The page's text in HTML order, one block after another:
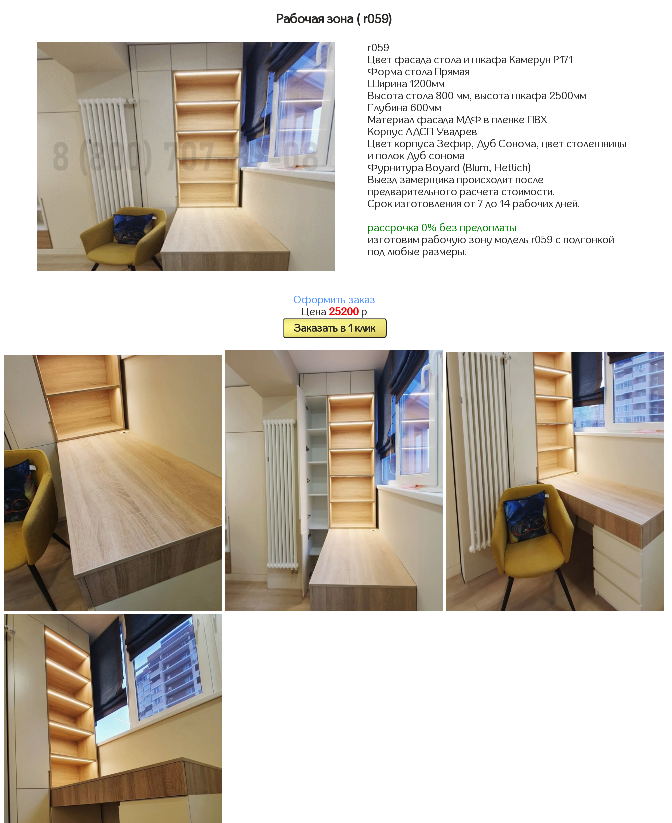
Рабочая зона ( r059)
r059
Цвет фасада стола и шкафа Камерун Р171
Форма стола Прямая
Ширина 1200мм
Высота стола 800 мм, высота шкафа 2500мм
Глубина 600мм
Материал фасада МДФ в пленке ПВХ
Корпус ЛДСП Увадрев
Цвет корпуса Зефир, Дуб Сонома, цвет столешницы
и полок Дуб сонома
Фурнитура Boyard (Blum, Hettich)
Выезд замерщика происходит после
предварительного расчета стоимости.
Срок изготовления от 7 до 14 рабочих дней.
рассрочка 0% без предоплаты
изготовим рабочую зону модель r059 с подгонкой
под любые размеры.
Оформить заказ
Цена 25200 р
Заказать в 1 клик